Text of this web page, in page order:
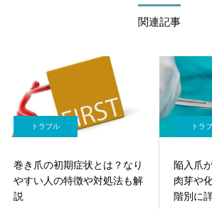
関連記事
トラブル
巻き爪の初期症状とは？なり
やすい人の特徴や対処法も解
説
トラ
陥入爪
肉芽や
階別に